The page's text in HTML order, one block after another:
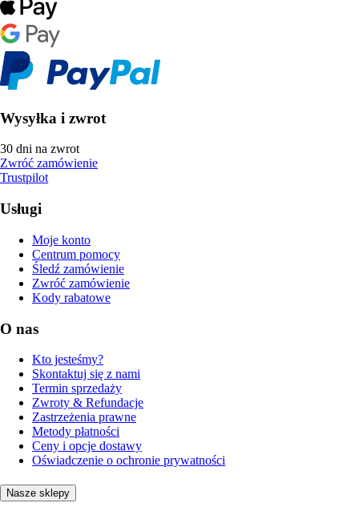
Wysyłka i zwrot
30 dni na zwrot
Zwróć zamówienie
Trustpilot
Usługi
Moje konto
Centrum pomocy
Śledź zamówienie
Zwróć zamówienie
Kody rabatowe
O nas
Kto jesteśmy?
Skontaktuj się z nami
Termin sprzedaży
Zwroty & Refundacje
Zastrzeżenia prawne
Metody płatności
Ceny i opcje dostawy
Oświadczenie o ochronie prywatności
Nasze sklepy